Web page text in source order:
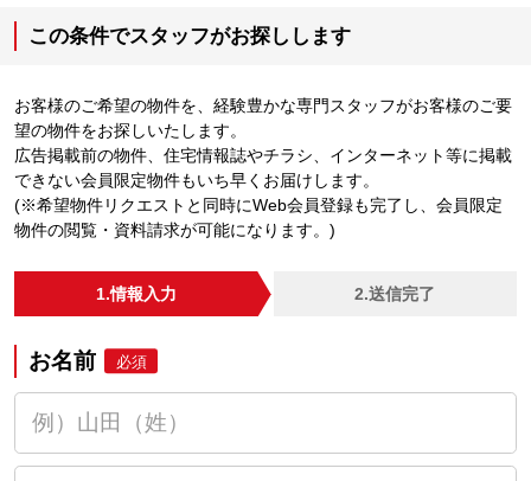
この条件でスタッフがお探しします
お客様のご希望の物件を、経験豊かな専門スタッフがお客様のご要
望の物件をお探しいたします。
広告掲載前の物件、住宅情報誌やチラシ、インターネット等に掲載
できない会員限定物件もいち早くお届けします。
(※希望物件リクエストと同時にWeb会員登録も完了し、会員限定
物件の閲覧・資料請求が可能になります。)
1.情報入力 2.送信完了
お名前 必須